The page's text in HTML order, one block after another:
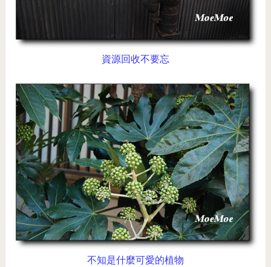
資源回收不要忘
不知是什麼可愛的植物